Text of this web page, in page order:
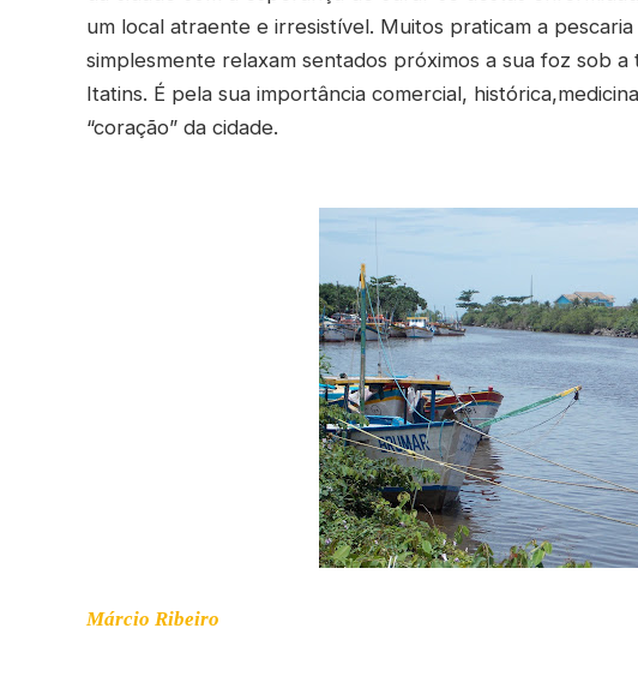
um local atraente e irresistível. Muitos praticam a
simplesmente relaxam sentados próximos a sua foz sob
Itatins. É pela sua importância comercial,
“coração” da cidade.
Márcio Ribeiro